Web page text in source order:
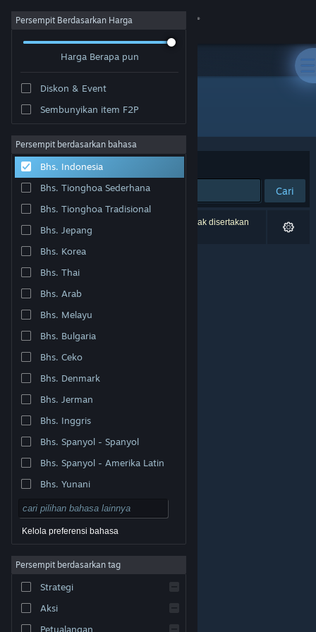
Login
Tentang
Bantuan
Ubah bahasa
Dapatkan Aplikasi Seluler Steam
Lihat situs web desktop
Undang. Semua merek dagang merupakan hak pemilik
Legal| Aksesibilitas
Pengembalian Dana
Persempit Berdasarkan Harga
Harga Berapa pun
Diskon & Event
Sembunyikan item F2P
Persempit berdasarkan bahasa
Bhs. Indonesia
Bhs. Tionghoa Sederhana
Bhs. Tionghoa Tradisional
Bhs. Jepang
Bhs. Korea
Bhs. Thai
Bhs. Arab
Bhs. Melayu
Bhs. Bulgaria
Bhs. Ceko
Bhs. Denmark
Bhs. Jerman
Bhs. Inggris
Bhs. Spanyol - Spanyol
Bhs. Spanyol - Amerika Latin
Bhs. Yunani
Kelola preferensi bahasa
Persempit berdasarkan tag
Strategi
Aksi
Petualangan
Pengembang: Rockstar North
Berdasarkan Relevansi
Cari
0 hasil cocok dengan pencarianmu. 3 produk tidak disertakan
berdasarkan preferensimu.